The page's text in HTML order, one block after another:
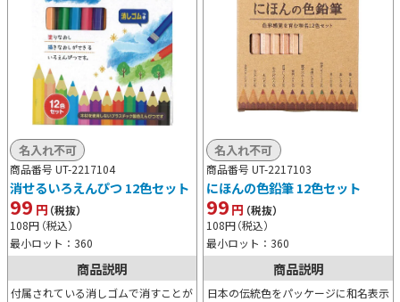
商品番号 UT-2217104
消せるいろえんぴつ 12色セット
99 円（税抜）
108円（税込）
最小ロット：360
名入れ不可
商品説明
付属されている消しゴムで消すことが
商品番号 UT-2217103
にほんの色鉛筆 12色セット
99円（税抜）
108円（税込）
最小ロット：360
名入れ不可
商品説明
日本の伝統色をパッケージに和名表示